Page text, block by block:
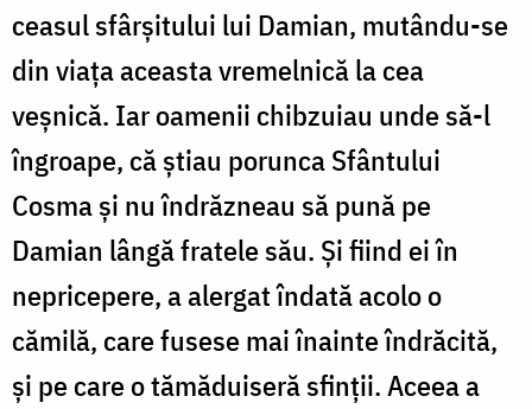
ceasul sfârșitului lui Damian, mutându-se
din viața aceasta vremelnică la cea
veșnică. Iar oamenii chibzuiau unde să-l
îngroape, că știau porunca Sfântului
Cosma și nu îndrăzneau să pună pe
Damian lângă fratele său. Și fiind ei în
nepricepere, a alergat îndată acolo o
cămilă, care fusese mai înainte îndrăcită,
și pe care o tămăduiseră sfinții. Aceea a